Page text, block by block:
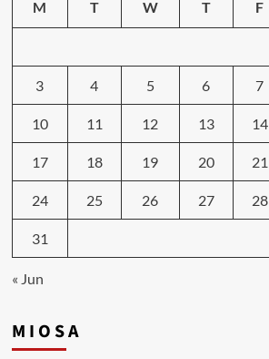
M T W T F
3 4 5 6 7
10 11 12 13 14
17 18 19 20 21
24 25 26 27 28
31
« Jun
M I O S A